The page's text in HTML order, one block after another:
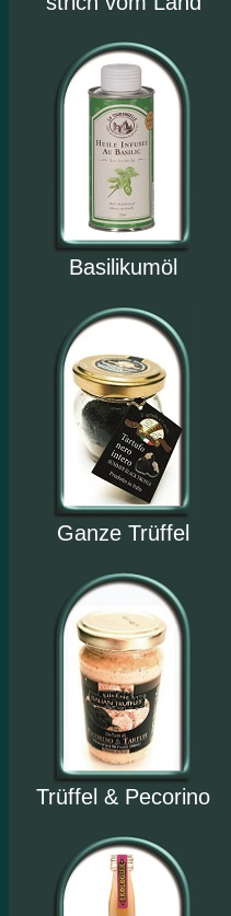
Basilikumöl
Ganze Trüffel
Trüffel & Pecorino